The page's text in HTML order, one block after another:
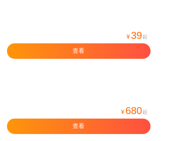
¥39 起
查看
¥ 680 起
查看